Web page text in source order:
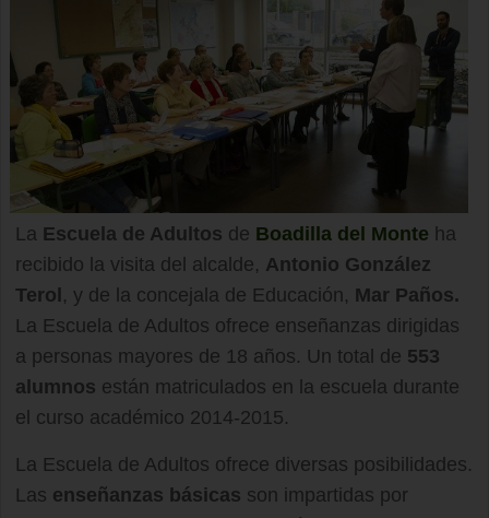
La Escuela de Adultos de Boadilla del Monte ha
recibido la visita del alcalde, Antonio González
Terol , y de la concejala de Educación, Mar Paños.
La Escuela de Adultos ofrece enseñanzas dirigidas
a personas mayores de 18 años. Un total de 553
alumnos están matriculados en la escuela durante
el curso académico 2014-2015.
La Escuela de Adultos ofrece diversas posibilidades.
Las enseñanzas básicas son impartidas por